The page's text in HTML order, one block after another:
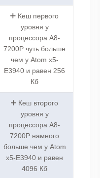
Кеш первого
уровня у
процессора A8-
7200P чуть больше
чем у Atom x5-
E3940 и равен 256
Кб
Кеш второго
уровня у
процессора A8-
7200P намного
больше чем у Atom
x5-E3940 и равен
4096 Кб